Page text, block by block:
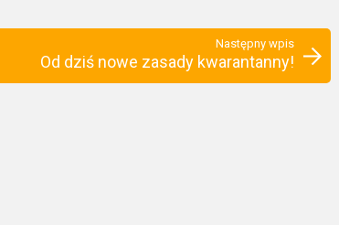
Następny wpis
Od dziś nowe zasady kwarantanny!